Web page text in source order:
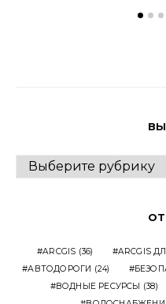
ВЫПУСКИ
ARCGIS (36) ARCGIS
АВТОДОРОГИ (24)
ВОДНЫЕ РЕСУРСЫ (38)